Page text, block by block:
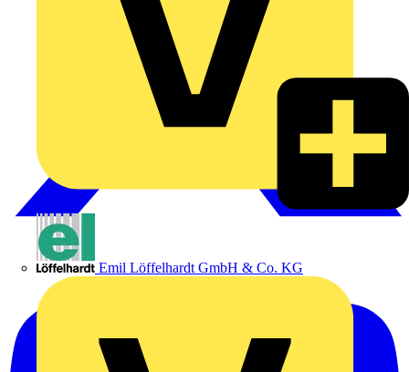
Emil Löffelhardt GmbH & Co. KG